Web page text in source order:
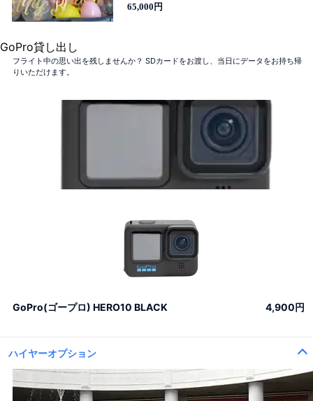
65,000円
GoPro貸し出し
フライト中の思い出を残しませんか？ SDカードをお渡し、当日にデータをお持ち帰
りいただけます。
GoPro(ゴープロ) HERO10 BLACK 4,900円
ハイヤーオプション